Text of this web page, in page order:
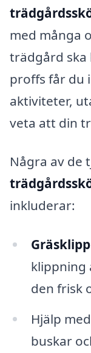
med många
trädgård ska
proffs får du
aktiviteter,
veta att din
Några av de
inkluderar:
klippning
den frisk
Hjälp
buskar